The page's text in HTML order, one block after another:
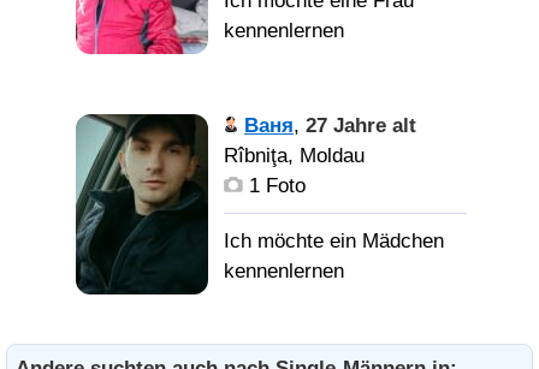
Ваня, 27 Jahre alt
Rîbniţa, Moldau
1 Foto